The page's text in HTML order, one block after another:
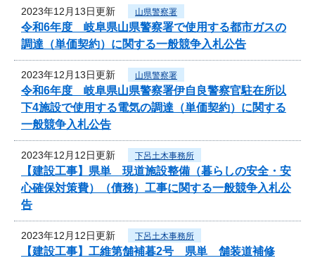
2023年12月13日更新 山県警察署
令和6年度 岐阜県山県警察署で使用する都市ガスの
調達（単価契約）に関する一般競争入札公告
2023年12月13日更新 山県警察署
令和6年度 岐阜県山県警察署伊自良警察官駐在所以
下4施設で使用する電気の調達（単価契約）に関する
一般競争入札公告
2023年12月12日更新 下呂土木事務所
【建設工事】県単 現道施設整備（暮らしの安全・安
心確保対策費）（債務）工事に関する一般競争入札公
告
2023年12月12日更新 下呂土木事務所
【建設工事】工維第舗補暮2号 県単 舗装道補修